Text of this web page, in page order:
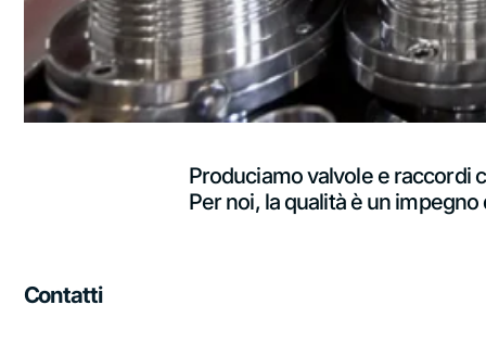
Produciamo valvole e raccordi
Per noi, la qualità è un
Contatti